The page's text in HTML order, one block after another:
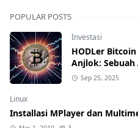
POPULAR POSTS
Investasi
HODLer
Anjlok: Sebuah
Sep 25, 2025
Linux
Installasi MPlayer dan